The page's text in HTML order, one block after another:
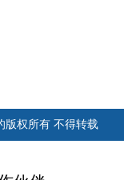
版权所有 不得转载